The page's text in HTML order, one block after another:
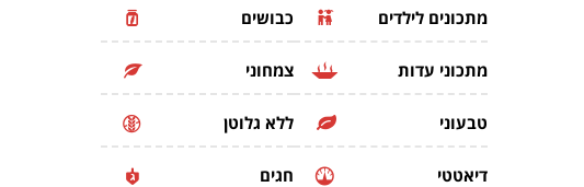
מתכונים לילדים כבושים
מתכוני עדות צמחוני
טבעוני ללא גלוטן
דיאטטי חגים